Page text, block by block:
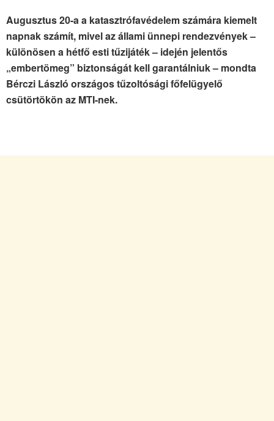
Augusztus 20-a a katasztrófavédelem számára kiemelt
napnak számít, mivel az állami ünnepi rendezvények –
különösen a hétfő esti tűzijáték – idején jelentős
„embertömeg” biztonságát kell garantálniuk – mondta
Bérczi László országos tűzoltósági főfelügyelő
csütörtökön az MTI-nek.